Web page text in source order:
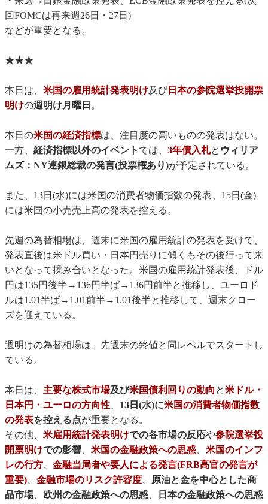
回FOMCは再来週26日・27日)
などが重要となる。
★★★
本日は、 米国の雇用統計発表明け及び 日本の参院選挙投開票
明けの週明け月曜日 。
本日の米国の経済指標は、注目度の高いものの発表はない。
一方、 経済指標以外のイベント では、 3年債入札と ウィリア
ムズ：NY連銀総裁の発言(投票権あり)が予定されている。
また、13日(水)には米国の消費者物価指数の発表、15日(金)
には米国の小売売上高の発表を控える。
先週の為替相場は、週末に米国の雇用統計の発表を受けて、
発表直後は米ドル買い・日本円売りに傾くもその後行って来
いとなって揉み合いとなった。米国の雇用統計発表後、ドル
円は135円後半→136円半ば→136円前半と推移し、ユーロド
ルは1.01半ば→1.01前半→1.01後半と推移して、週末クロー
ズを迎えている。
週明けの為替相場は、先週末の終値と同レベルでスタートし
ている。
本日は、 主要な株式市場及び米国債利回りの動向 と米ドル・
日本円・ユーロの方向性、 13日(水)に米国の消費者物価指数
の発表を控える点が重要となる。
その他、 米雇用統計発表明けでの各市場の反応や参院選挙投
開票明けでの影響、 米国の金融政策への思惑、 米国のインフ
レの行方、 金融当局者や要人による発言(FRB高官の発言が
重要)、 金融市場のリスク許容度、 原油と金を中心とした商
品市場、 欧州の金融政策への思惑、
日本の金融政策への思惑